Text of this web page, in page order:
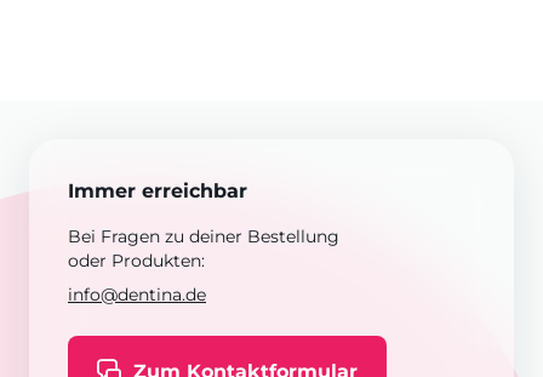
Immer erreichbar
Bei Fragen zu deiner Bestellung
oder Produkten:
info@dentina.de
Zum Kontaktformular